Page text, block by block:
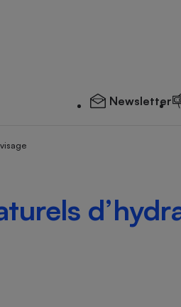
Newsletter